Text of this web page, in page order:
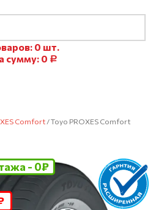
0 шт.
сумму: 0 Р
Comfort / Toyo PROXES Comfort
- 0₽